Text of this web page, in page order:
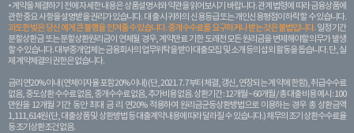
계약을 체결하기 전에 자세한 내용은 상품설명서와 약관을 읽어보시기 바랍니다. 관계 법령에 따라 금융상품에
관한 중요 사항을 설명받을 권리가 있습니다. 대 출 시 귀하의 신용등급 또는 개인신용평점이 하락할 수 있습니다.
과도한 빚은 당신 에게 큰 불행을 안겨줄 수 있습니다. 중개수수료를 요구하거나 받는 것은 불법입니다. 일정 기간
분할상환금 또는 분할상환원리금이 연체될 경우, 계약만료 기한 도래전 모든 원리금을 변제해야할 의무가 발생
할 수 있습니다. 대부중개업체는 금융회사의 업무위탁을 받아 대출모집 및 소개 등의 섭외 활동을 돕습니다. 단, 실
제 계약체결의 권한은 없습니다.
금리 연20% 이내 (연체이자율 포함 20% 이내) (단, 2021. 7. 7부터 체결, 갱신, 연장되는 계 약에 한함), 취급수수료
없음, 중도상환 수수료 없음, 중개수수료 없음, 추가비용 없음. 상환기간 : 12개월 ~ 60개월 / 총 대출 비용 예시 : 100
만원을 12개월 기간 동안 최대 금 리 연20% 적용하여 원리금균등상환방법으로 이용하는 경우 총 상환금액
1,111,614원 (단, 대출상품 및 상환방법 등 대출계약 내용에 따라 달라질 수 있습니다.) 채무의 조기 상환수수료율
등 조기상환조건 없음.